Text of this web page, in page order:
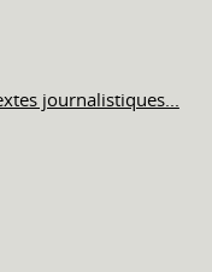
journalistiques...